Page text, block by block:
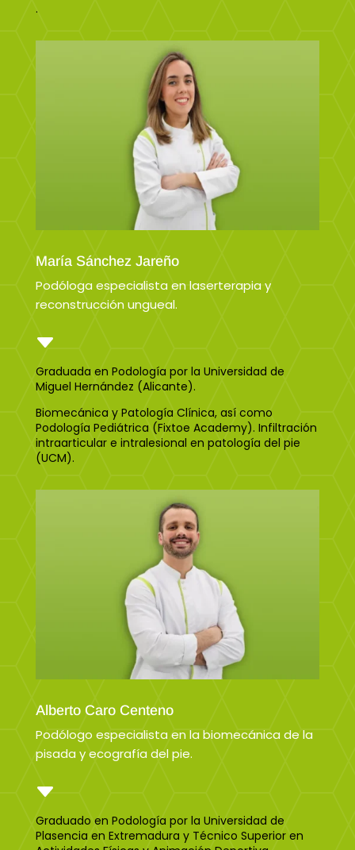
.
María Sánchez Jareño
Podóloga especialista en laserterapia y
reconstrucción ungueal.
C
Graduada en Podología por la Universidad de
Miguel Hernández (Alicante).
Biomecánica y Patología Clínica, así como
Podología Pediátrica (Fixtoe Academy). Infiltración
intraarticular e intralesional en patología del pie
(UCM).
Alberto Caro Centeno
Podólogo especialista en la biomecánica de la
pisada y ecografía del pie.
C
Graduado en Podología por la Universidad de
Plasencia en Extremadura y Técnico Superior en